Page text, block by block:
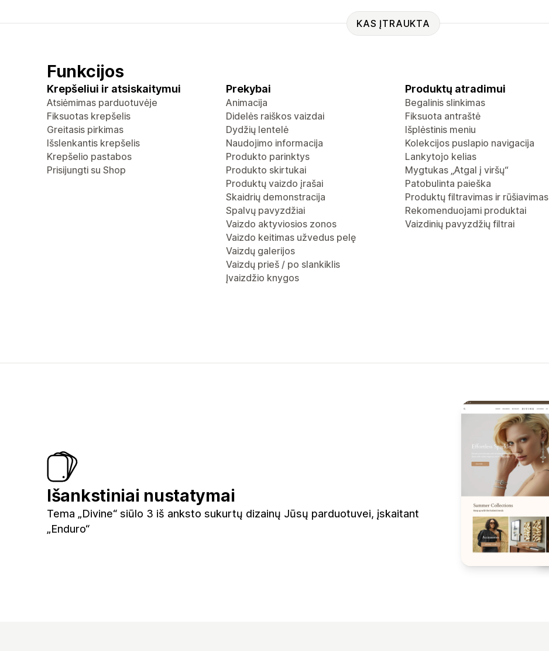
KAS ĮTRAUKTA
Funkcijos
Krepšeliui ir atsiskaitymui
Atsiėmimas parduotuvėje
Fiksuotas krepšelis
Greitasis pirkimas
Išslenkantis krepšelis
Krepšelio pastabos
Prisijungti su Shop
Prekybai
Animacija
Didelės raiškos vaizdai
Dydžių lentelė
Naudojimo informacija
Produkto parinktys
Produkto skirtukai
Produktų vaizdo įrašai
Skaidrių demonstracija
Spalvų pavyzdžiai
Vaizdo aktyviosios zonos
Vaizdo keitimas užvedus pelę
Vaizdų galerijos
Vaizdų prieš / po slankiklis
Įvaizdžio knygos
Produktų atradimui
Begalinis slinkimas
Fiksuota antraštė
Išplėstinis meniu
Kolekcijos puslapio navigacija
Lankytojo kelias
Mygtukas „Atgal į viršų“
Patobulinta paieška
Produktų filtravimas ir rūšiavimas
Rekomenduojami produktai
Vaizdinių pavyzdžių filtrai
Išankstiniai nustatymai
Tema „Divine“ siūlo 3 iš anksto sukurtų dizainų Jūsų parduotuvei, įskaitant
„Enduro“